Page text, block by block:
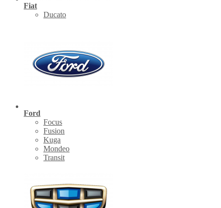
Fiat
Ducato
Ford
Focus
Fusion
Kuga
Mondeo
Transit